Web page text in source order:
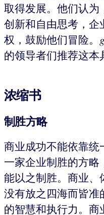
取得发展。他们认为
创新和自由思考，企
权，鼓励他们冒险。
的领导者们推荐这本
浓缩书
制胜方略
商业成功不能依靠统
一家企业制胜的方
能以之制胜。商业、
没有放之四海而皆准
的智慧和执行力。